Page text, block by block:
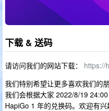
下载 & 送码
请访问我们的网站下载： https://
我们特别希望让更多喜欢我们的
我们会根据大家 2022/8/19
HapiGo 1 年的兑换码。欢迎有兴